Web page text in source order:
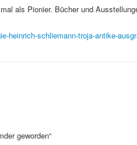
als Pionier. Bücher und
heinrich-schliemann-troja-antike-
geworden“